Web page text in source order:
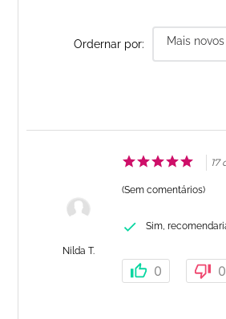
Ordernar por: Mais
Nilda T.
17
(Sem comentários)
Sim,
0 0